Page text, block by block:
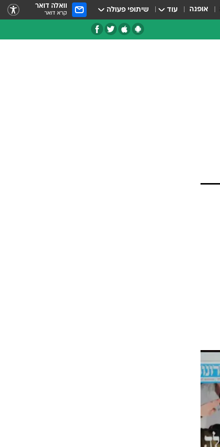
אופנה עוד שיתופי פעולה וואלה דואר
קרא דואר